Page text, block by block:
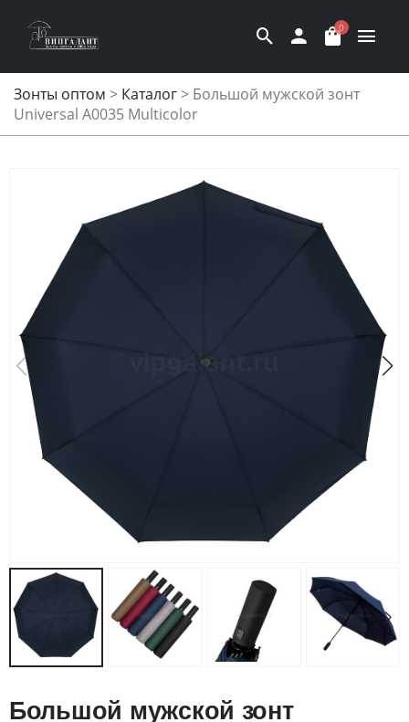
0
Зонты оптом > Каталог> Большой мужской зонт
Universal A0035 Multicolor
Большой мужской зонт